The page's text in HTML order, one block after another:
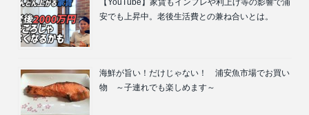
【YouTube】家賃もインフレや利上げ等の影響で浦
安でも上昇中。老後生活費との兼ね合いとは。
海鮮が旨い！だけじゃない！ 浦安魚市場でお買い
物 ～子連れでも楽しめます～